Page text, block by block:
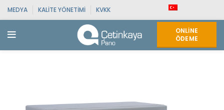
MEDYA KALITE YÖNETIMI KVKK
ONLINE
ÖDEME